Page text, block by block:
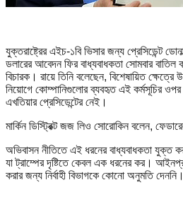
যুক্তরাষ্ট্রের এইচ-১বি ভিসার জন্য প্রেসিডেন্ট
ডলারের আবেদন ফির বাধ্যবাধকতা সোমবার
বিচারক। রায়ে তিনি বলেছেন, বিশেষায়িত ক্ষেত্রে
নিয়োগে কোম্পানিগুলোর ব্যবহৃত এই কর্মসূচির
এখতিয়ার প্রেসিডেন্টের নেই।
মার্কিন ডিস্ট্রিক্ট জজ লিও সোরোকিন বলেন,
অভিবাসন নীতিতে এই ধরনের বাধ্যবাধকতা যুক্ত
যা ট্রাম্পের দৃষ্টিতে কেবল এক ধরনের কর।
করার জন্য নির্বাহী বিভাগকে কোনো অনুমতি দেননি।